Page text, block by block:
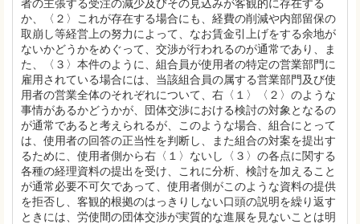
者の主張する受注の減少及びその見込みが客観的に存在する
か、〈２〉これが存在する場合にも、経費の削減や内部留保の
取崩し等経営上の努力によって、なお賃金引上げをする余地が
ないかどうかをめぐって、交渉が行われるのが通常であり、ま
た、〈３〉本件のように、組合員が使用者の特定の営業部門に
雇用されている場合には、当該組合員の属する営業部門及び使
用者の営業全体のそれぞれについて、右〈１〉〈２〉のような
事情があるかどうかが、団体交渉における検討の対象となるの
が通常であると考えられるが、このような場合、組合にとって
は、使用者の回答の正当性を判断し、また組合の対案を提出す
るために、使用者側から右〈１〉ないし〈３〉の各点に関する
各種の経理資料の提出を受け、これに分析、検討を加えること
が通常必要不可欠であって、使用者側がこのような資料の提供
を拒否し、客観的根拠のはっきりしない口頭の説明を繰り返す
ときには、労使間の団体交渉が実質的な進展を見ないことは明